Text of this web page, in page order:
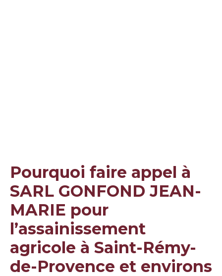
Pourquoi faire appel à
SARL GONFOND JEAN-
MARIE pour
l’assainissement
agricole à Saint-Rémy-
de-Provence et environs